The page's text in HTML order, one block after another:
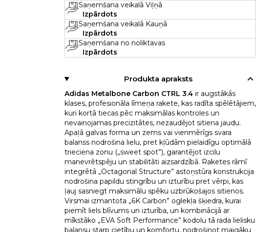
Saņemšana veikalā Viļņā
Izpārdots
Saņemšana veikalā Kauņā
Izpārdots
Saņemšana no noliktavas
Izpārdots
Produkta apraksts
Adidas Metalbone Carbon CTRL 3.4ir augstākās
klases, profesionāla līmeņa rakete, kas radīta spēlētājiem,
kuri kortā tiecas pēc maksimālas kontroles un
nevainojamas precizitātes, nezaudējot sitiena jaudu.
Apaļā galvas forma un zems vai vienmērīgs svara
balanss nodrošina lielu, pret kļūdām pielaidīgu optimālā
trieciena zonu („sweet spot”), garantējot izcilu
manevrētspēju un stabilitāti aizsardzībā. Raketes rāmī
integrētā „Octagonal Structure” astoņstūra konstrukcija
nodrošina papildu stingrību un izturību pret vērpi, kas
ļauj sasniegt maksimālu spēku uzbrūkošajos sitienos.
Virsmai izmantota „6K Carbon” oglekļa šķiedra, kurai
piemīt liels blīvums un izturība, un kombinācijā ar
mīkstāko „EVA Soft Performance” kodolu tā rada lielisku
balansu starp cietību un komfortu, nodrošinot maigāku